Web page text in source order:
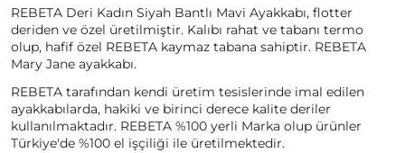
REBETA Deri Kadın Siyah Bantlı Mavi Ayakkabı, flotter
deriden ve özel üretilmiştir. Kalıbı rahat ve tabanı termo
olup, hafif özel REBETA kaymaz tabana sahiptir. REBETA
Mary Jane ayakkabı.
REBETA tarafından kendi üretim tesislerinde imal edilen
ayakkabılarda, hakiki ve birinci derece kalite deriler
kullanılmaktadır. REBETA %100 yerli Marka olup ürünler
Türkiye'de %100 el işçiliği ile üretilmektedir.